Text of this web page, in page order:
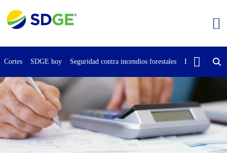
contenido
Cortes SDGE hoy Seguridad contra incendios forestales Buscar